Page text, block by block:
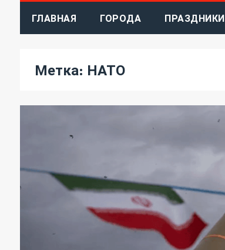
ГЛАВНАЯ ГОРОДА ПРАЗДНИКИ
Метка: НАТО